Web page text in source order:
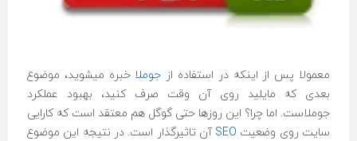
معمولا پس از اینکه در استفاده از جوملا خبره میشوید، موضوع
بعدی که مایلید روی آن وقت صرف کنید، بهبود عملکرد
جوملاست. اما چرا؟ این روزها حتی گوگل هم معتقد است که کارایی
سایت روی وضعیت SEO آن تاثیرگذار است. در نتیجه این موضوع